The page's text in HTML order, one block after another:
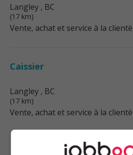
Langley , BC
(17 km)
Vente, achat et service à la
Caissier
Langley , BC
(17 km)
Vente, achat et service à la
Business intelligence